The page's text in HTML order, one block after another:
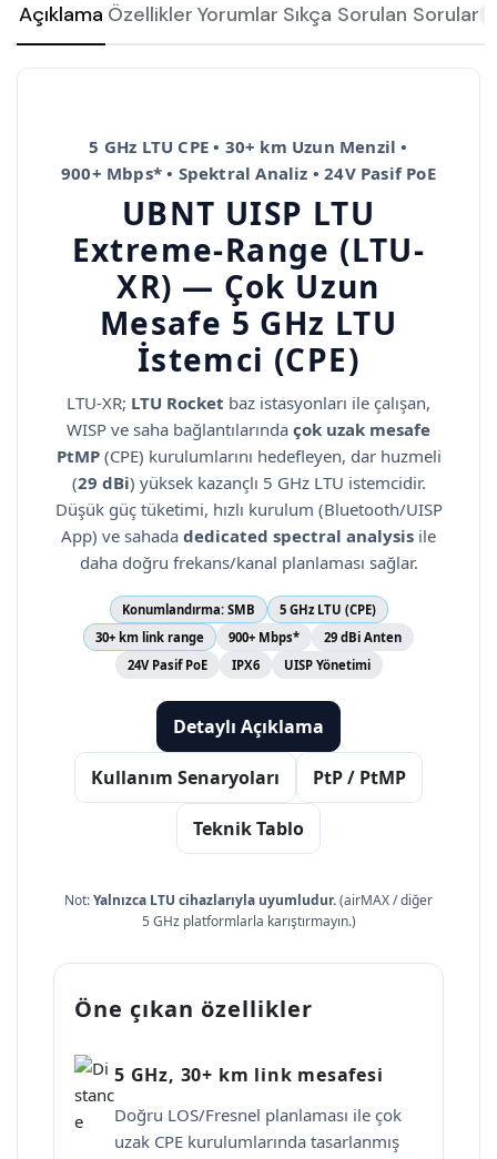
Açıklama Özellikler Yorumlar Sıkça Sorulan Sorular
5 GHz LTU CPE • 30+ km Uzun Menzil •
900+ Mbps* • Spektral Analiz • 24V Pasif PoE
UBNT UISP LTU
Extreme-Range (LTU-
XR) — Çok Uzun
Mesafe 5 GHz LTU
İstemci (CPE)
LTU-XR; LTU Rocket baz istasyonları ile çalışan,
WISP ve saha bağlantılarında çok uzak mesafe
PtMP(CPE) kurulumlarını hedefleyen, dar huzmeli
(29 dBi) yüksek kazançlı 5 GHz LTU istemcidir.
Düşük güç tüketimi, hızlı kurulum (Bluetooth/UISP
App) ve sahada dedicated spectral analysis ile
daha doğru frekans/kanal planlaması sağlar.
Konumlandırma: SMB
5 GHz LTU (CPE)
30+ km link range
900+ Mbps*
29 dBi Anten
24V Pasif PoE
IPX6 UISP Yönetimi
Detaylı Açıklama
Kullanım Senaryoları PtP / PtMP
Teknik Tablo
Not:Yalnızca LTU cihazlarıyla uyumludur.(airMAX / diğer
5 GHz platformlarla karıştırmayın.)
Öne çıkan özellikler
5 GHz, 30+ km link mesafesi
Doğru LOS/Fresnel planlaması ile çok
uzak CPE kurulumlarında tasarlanmış